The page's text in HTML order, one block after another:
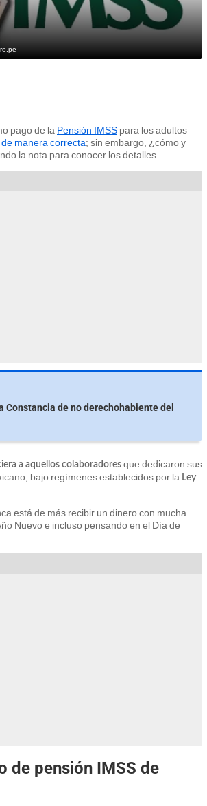
pago de la Pensión IMSS para los adultos
manera correcta; sin embargo, ¿cómo y
la nota para conocer los detalles.
Constancia de no derechohabiente del
a aquellos colaboradores que dedicaron sus
bajo regímenes establecidos por la Ley
está de más recibir un dinero con mucha
Nuevo e incluso pensando en el Día de
de pensión IMSS de